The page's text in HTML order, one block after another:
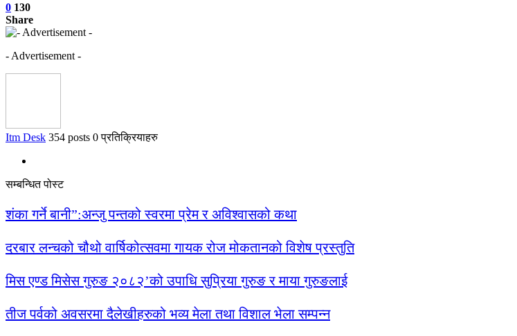
0 130
Share
- Advertisement -
Itm Desk 354 posts 0 प्रतिक्रियाहरु
सम्बन्धित पोस्ट
शंका गर्ने बानी”:अन्जु पन्तको स्वरमा प्रेम र अविश्वासको कथा
दरबार लन्चको चौथो वार्षिकोत्सवमा गायक रोज मोकतानको विशेष प्रस्तुति
मिस एण्ड मिसेस गुरुङ २०८२’को उपाधि सुप्रिया गुरुङ र माया गुरुङलाई
तीज पर्वको अवसरमा दैलेखीहरुको भव्य मेला तथा विशाल भेला सम्पन्न